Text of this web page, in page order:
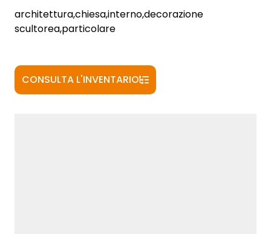
architettura,chiesa,interno,decorazione
scultorea,particolare
CONSULTA L'INVENTARIO